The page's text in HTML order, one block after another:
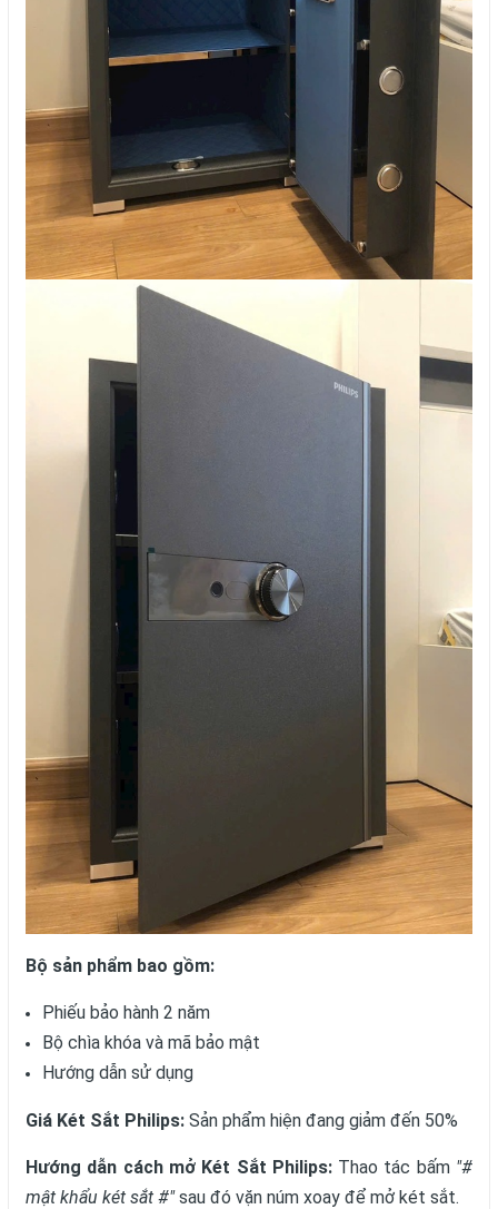
Bộ sản phẩm bao gồm:
Phiếu bảo hành 2 năm
Bộ chìa khóa và mã bảo mật
Hướng dẫn sử dụng
Giá Két Sắt Philips: Sản phẩm hiện đang giảm đến 50%
Hướng dẫn cách mở Két Sắt Philips:Thao tác bấm "#
mật khẩu két sắt #"sau đó vặn núm xoay để mở két sắt.